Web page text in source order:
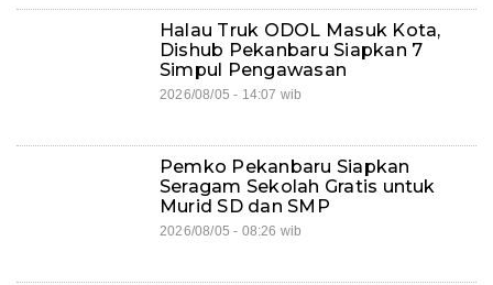
Halau Truk ODOL Masuk Kota,
Dishub Pekanbaru Siapkan 7
Simpul Pengawasan
2026/08/05 - 14:07 wib
Pemko Pekanbaru Siapkan
Seragam Sekolah Gratis untuk
Murid SD dan SMP
2026/08/05 - 08:26 wib